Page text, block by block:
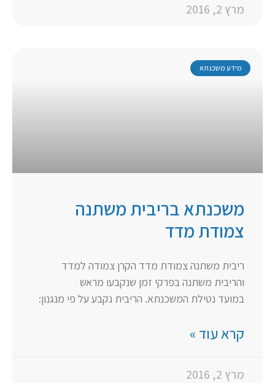
מרץ 2, 2016
מידע משכנתא
משכנתא בריבית משתנה
צמודת מדד
ריבית משתנה צמודת מדד הקרן צמודה למדד
והריבית משתנה בפרקי זמן שנקבעו מראש
במועד נטילת המשכנתא. הריבית נקבע על פי מנגנון:
קרא עוד »
מרץ 2, 2016